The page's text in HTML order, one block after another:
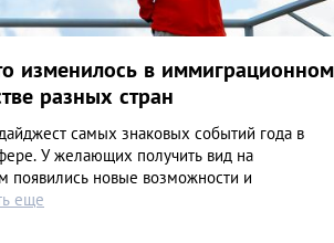
изменилось в иммиграционном
разных стран
самых знаковых событий года в
У желающих получить вид на
появились новые возможности и
еще